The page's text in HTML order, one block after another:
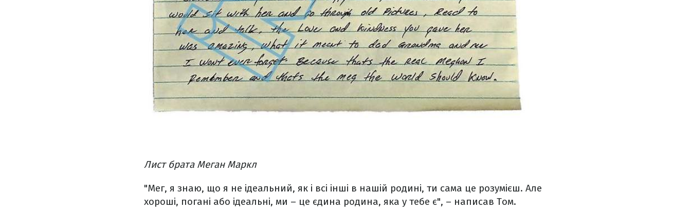
Лист брата Меган Маркл
"Мег, я знаю, що я не ідеальний, як і всі інші в нашій родині, ти сама це розумієш. Але
хороші, погані або ідеальні, ми – це єдина родина, яка у тебе є", – написав Том.